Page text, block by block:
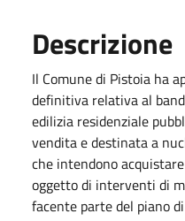
Descrizione
Il Comune di Pistoia ha
definitiva relativa al
edilizia residenziale
vendita e destinata a
che intendono
oggetto di interventi di
facente parte del piano